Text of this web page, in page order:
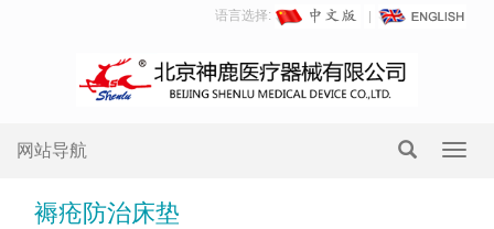
语言选择:
网站导航
褥疮防治床垫